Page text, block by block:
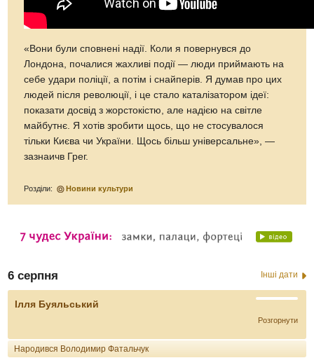
«Вони були сповнені надії. Коли я повернувся до
Лондона, почалися жахливі події — люди приймають на
себе удари поліції, а потім і снайперів. Я думав про цих
людей після революції, і це стало каталізатором ідеї:
показати досвід з жорстокістю, але надією на світле
майбутнє. Я хотів зробити щось, що не стосувалося
тільки Києва чи України. Щось більш універсальне», —
зазнаичв Грег.
Розділи: Новини культури
6 серпня Інші дати
Ілля Буяльський
Розгорнути
Народився Володимир Фатальчук